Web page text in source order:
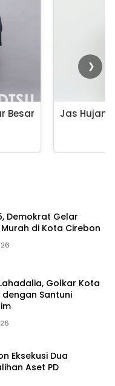
Besar Jas Hujan
❯
Demokrat Gelar
di Kota Cirebon
Golkar Kota
Santuni
Eksekusi Dua
Aset PD